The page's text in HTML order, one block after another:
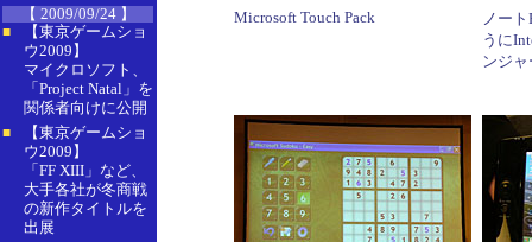
【 2009/09/24 】
■
【東京ゲームショ
ウ2009】
マイクロソフト、
「Project Natal」を
関係者向けに公開
■
【東京ゲームショ
ウ2009】
「FF XIII」など、
大手各社が冬商戦
の新作タイトルを
出展
Microsoft Touch Pack
ノー
うに
ンジ